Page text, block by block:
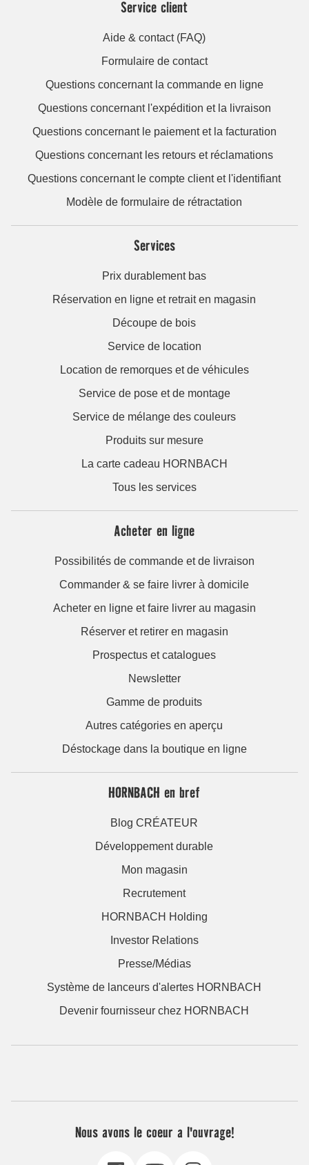
Service client
Aide & contact (FAQ)
Formulaire de contact
Questions concernant la commande en ligne
Questions concernant l'expédition et la livraison
Questions concernant le paiement et la facturation
Questions concernant les retours et réclamations
Questions concernant le compte client et l'identifiant
Modèle de formulaire de rétractation
Services
Prix durablement bas
Réservation en ligne et retrait en magasin
Découpe de bois
Service de location
Location de remorques et de véhicules
Service de pose et de montage
Service de mélange des couleurs
Produits sur mesure
La carte cadeau HORNBACH
Tous les services
Acheter en ligne
Possibilités de commande et de livraison
Commander & se faire livrer à domicile
Acheter en ligne et faire livrer au magasin
Réserver et retirer en magasin
Prospectus et catalogues
Newsletter
Gamme de produits
Autres catégories en aperçu
Déstockage dans la boutique en ligne
HORNBACH en bref
Blog CRÉATEUR
Développement durable
Mon magasin
Recrutement
HORNBACH Holding
Investor Relations
Presse/Médias
Système de lanceurs d'alertes HORNBACH
Devenir fournisseur chez HORNBACH
Nous avons le coeur a l'ouvrage!